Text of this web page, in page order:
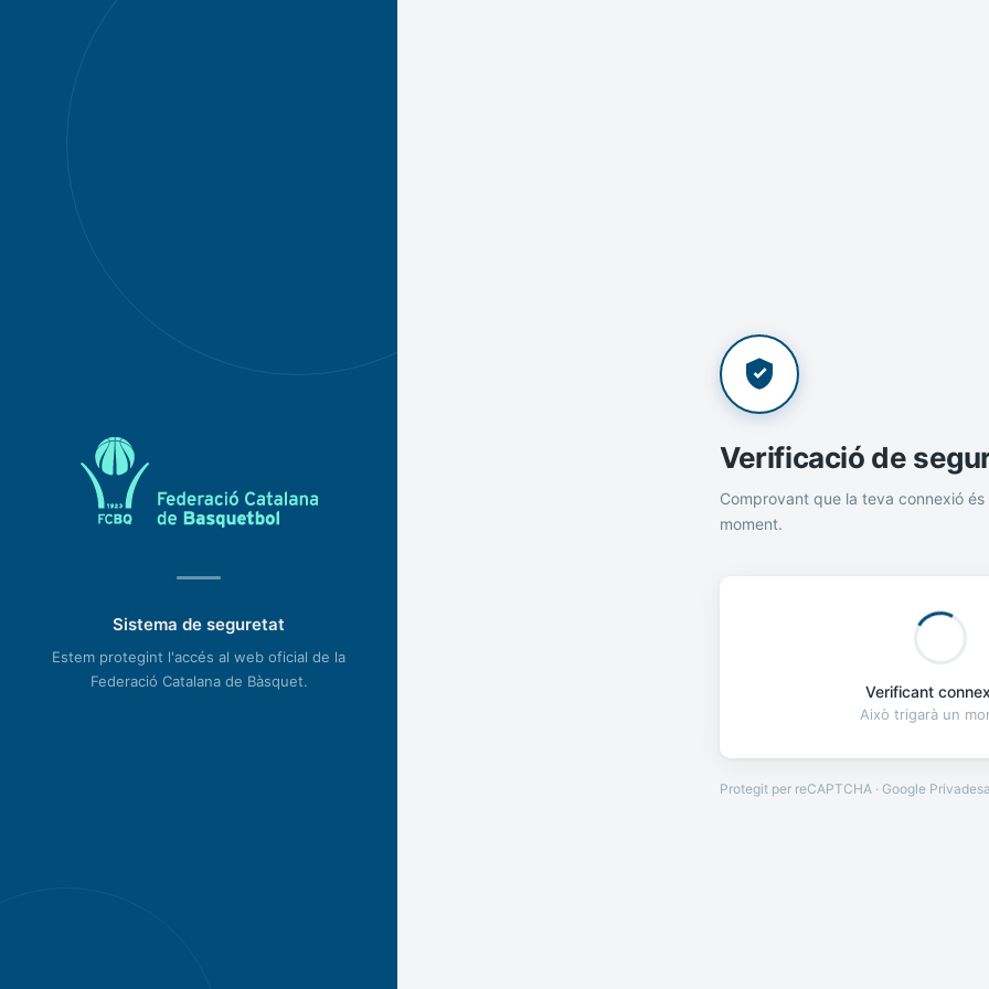
Sistema de seguretat
Estem protegint l'accés al web oficial de la
Federació Catalana de Bàsquet.
Verificació de
Comprovant que la teva connexió és
moment.
Verificant
Això trigarà un
Protegit per reCAPTCHA · Google Privadesa